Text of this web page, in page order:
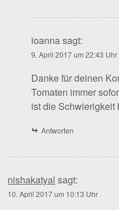
ioannasagt:
9. April 2017 um 22:43 Uhr
Danke für deinen
Tomaten immer
ist die
Antworten
nishakatyal sagt:
10. April 2017 um 10:13 Uhr